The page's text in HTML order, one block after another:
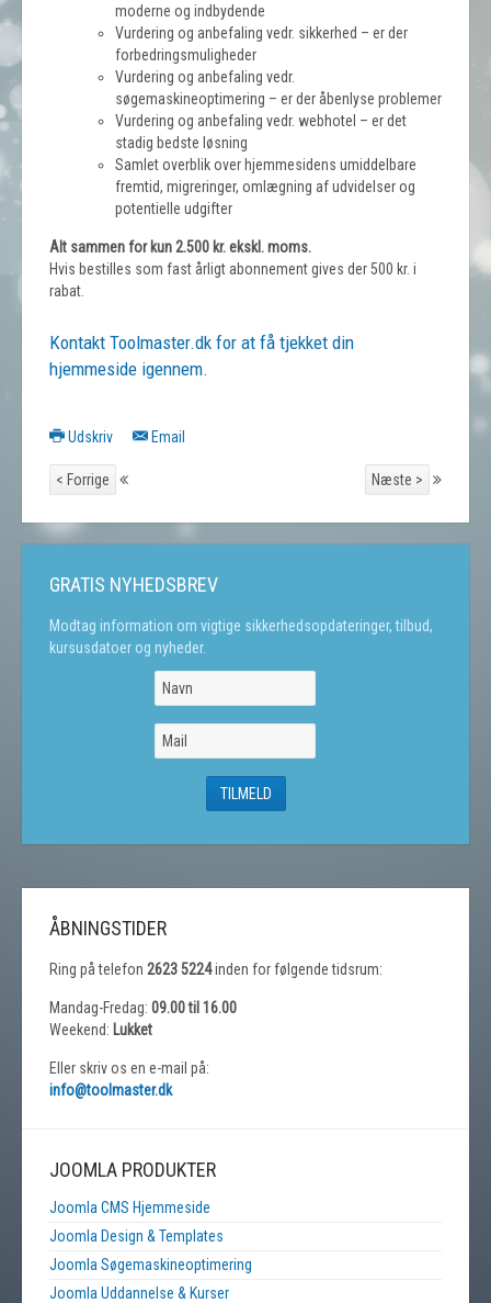
moderne og indbydende
Vurdering og anbefaling vedr. sikkerhed – er der
forbedringsmuligheder
Vurdering og anbefaling vedr.
søgemaskineoptimering – er der åbenlyse problemer
Vurdering og anbefaling vedr. webhotel – er det
stadig bedste løsning
Samlet overblik over hjemmesidens umiddelbare
fremtid, migreringer, omlægning af udvidelser og
potentielle udgifter
Alt sammen for kun 2.500 kr. ekskl. moms.
Hvis bestilles som fast årligt abonnement gives der 500 kr. i
rabat.
Kontakt Toolmaster.dk for at få tjekket din
hjemmeside igennem.
Udskriv Email
< Forrige Næste >
GRATIS NYHEDSBREV
Modtag information om vigtige sikkerhedsopdateringer, tilbud,
kursusdatoer og nyheder.
ÅBNINGSTIDER
Ring på telefon 2623 5224inden for følgende tidsrum:
Mandag-Fredag: 09.00 til 16.00
Weekend: Lukket
Eller skriv os en e-mail på:
info@toolmaster.dk
JOOMLA PRODUKTER
Joomla CMS Hjemmeside
Joomla Design & Templates
Joomla Søgemaskineoptimering
Joomla Uddannelse & Kurser